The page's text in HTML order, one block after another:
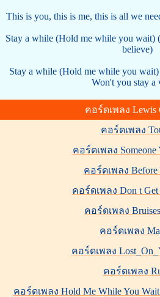
This is you, this is me, this is all we
Stay a while (Hold me while you wait)
believe)
Stay a while (Hold me while you
Won't you stay a
คอร์ดเพลง Lewis
คอร์ดเพลง
คอร์ดเพลง Someone
คอร์ดเพลง Before
คอร์ดเพลง Don t Get
คอร์ดเพลง
คอร์ดเพลง
คอร์ดเพลง
คอร์ดเพลง
คอร์ดเพลง Hold Me While You